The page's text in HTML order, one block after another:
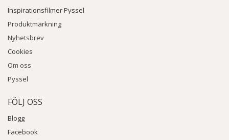
Inspirationsfilmer Pyssel
Produktmärkning
Nyhetsbrev
Cookies
Om oss
Pyssel
FÖLJ OSS
Blogg
Facebook